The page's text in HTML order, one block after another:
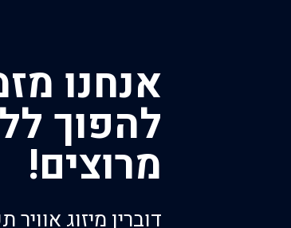
אנחנו
להפוך
מרוצים!
דוברין מיזוג